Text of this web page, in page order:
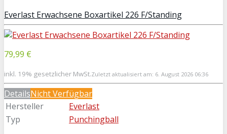
Everlast Erwachsene Boxartikel 226 F/Standing
79,99 €
inkl. 19% gesetzlicher MwSt.Zuletzt aktualisiert am: 6. August 2026 06:36
DetailsNicht Verfügbar
Hersteller
Everlast
Typ
Punchingball